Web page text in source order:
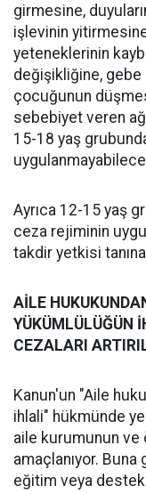
girmesine,
işlevinin
yeteneklerinin
değişikliğine, gebe
çocuğunun
sebebiyet veren
15-18 yaş
Ayrıca 12-15 yaş
ceza rejiminin
takdir yetkisi
AİLE
YÜKÜMLÜLÜĞÜN
CEZALARI
Kanun'un "Aile
ihlali" hükmünde
aile kurumunun ve
amaçlanıyor. Buna
eğitim veya